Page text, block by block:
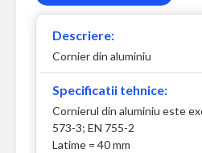
Descriere:
Cornier din aluminiu
Specificatii tehnice:
Cornierul din aluminiu este
573-3; EN 755-2
Latime = 40 mm